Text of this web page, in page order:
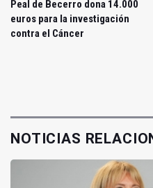
Peal de Becerro dona 14.000
euros para la investigación
contra el Cáncer
NOTICIAS